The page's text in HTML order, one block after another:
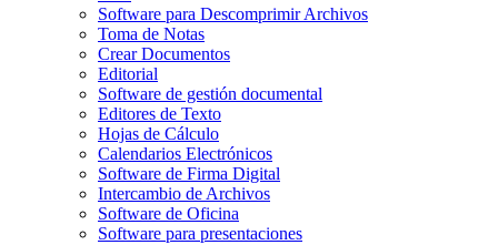
Software para Descomprimir Archivos
Toma de Notas
Crear Documentos
Editorial
Software de gestión documental
Editores de Texto
Hojas de Cálculo
Calendarios Electrónicos
Software de Firma Digital
Intercambio de Archivos
Software de Oficina
Software para presentaciones